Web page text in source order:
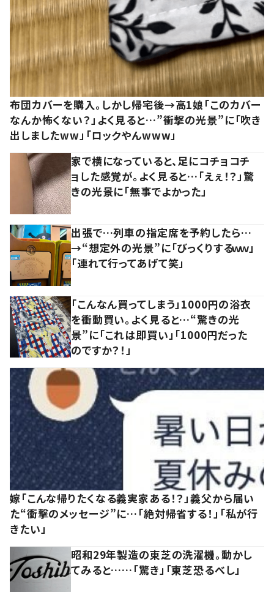
布団カバーを購入。しかし帰宅後→高1娘「このカバー
なんか怖くない？」よく見ると…”衝撃の光景”に「吹き
出しましたww」「ロックやんwww」
家で横になっていると、足にコチョコチ
ョした感覚が。よく見ると…「えぇ！？」驚
きの光景に「無事でよかった」
出張で…列車の指定席を予約したら…
→“想定外の光景”に「びっくりするｗｗ」
「連れて行ってあげて笑」
「こんなん買ってしまう」1000円の浴衣
を衝動買い。よく見ると…“驚きの光
景”に「これは即買い」「1000円だった
のですか？！」
嫁「こんな帰りたくなる義実家ある！？」義父から届い
た“衝撃のメッセージ”に…「絶対帰省する！」「私が行
きたい」
昭和29年製造の東芝の洗濯機。動かし
てみると……「驚き」「東芝恐るべし」